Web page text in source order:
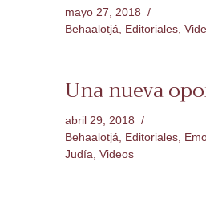
mayo 27, 2018
Behaalotjá, Editoriales,
Una nueva
abril 29, 2018
Behaalotjá, Editoriales,
Judía, Videos